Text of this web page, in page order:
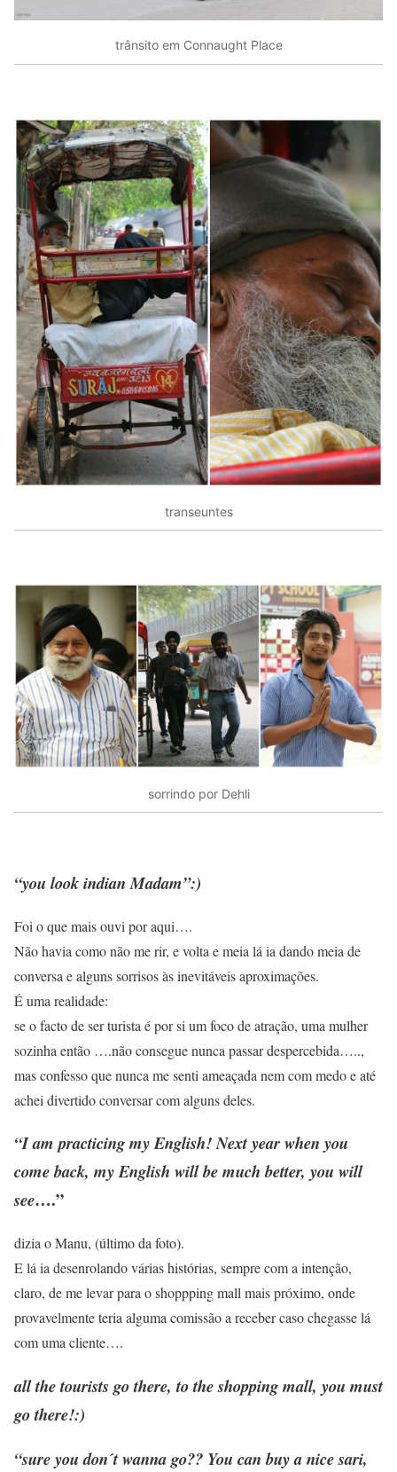
trânsito em Connaught Place
transeuntes
sorrindo por Dehli
“you look indian Madam”:)
Foi o que mais ouvi por aqui….
Não havia como não me rir, e volta e meia lá ia dando meia de
conversa e alguns sorrisos às inevitáveis aproximações.
É uma realidade:
se o facto de ser turista é por si um foco de atração, uma mulher
sozinha então ….não consegue nunca passar despercebida…..,
mas confesso que nunca me senti ameaçada nem com medo e até
achei divertido conversar com alguns deles.
“I am practicing my English! Next year when you
come back, my English will be much better, you will
see….”
dizia o Manu, (último da foto).
E lá ia desenrolando várias histórias, sempre com a intenção,
claro, de me levar para o shoppping mall mais próximo, onde
provavelmente teria alguma comissão a receber caso chegasse lá
com uma cliente….
all the tourists go there, to the shopping mall, you must
go there!:)
“sure you don´t wanna go?? You can buy a nice sari,